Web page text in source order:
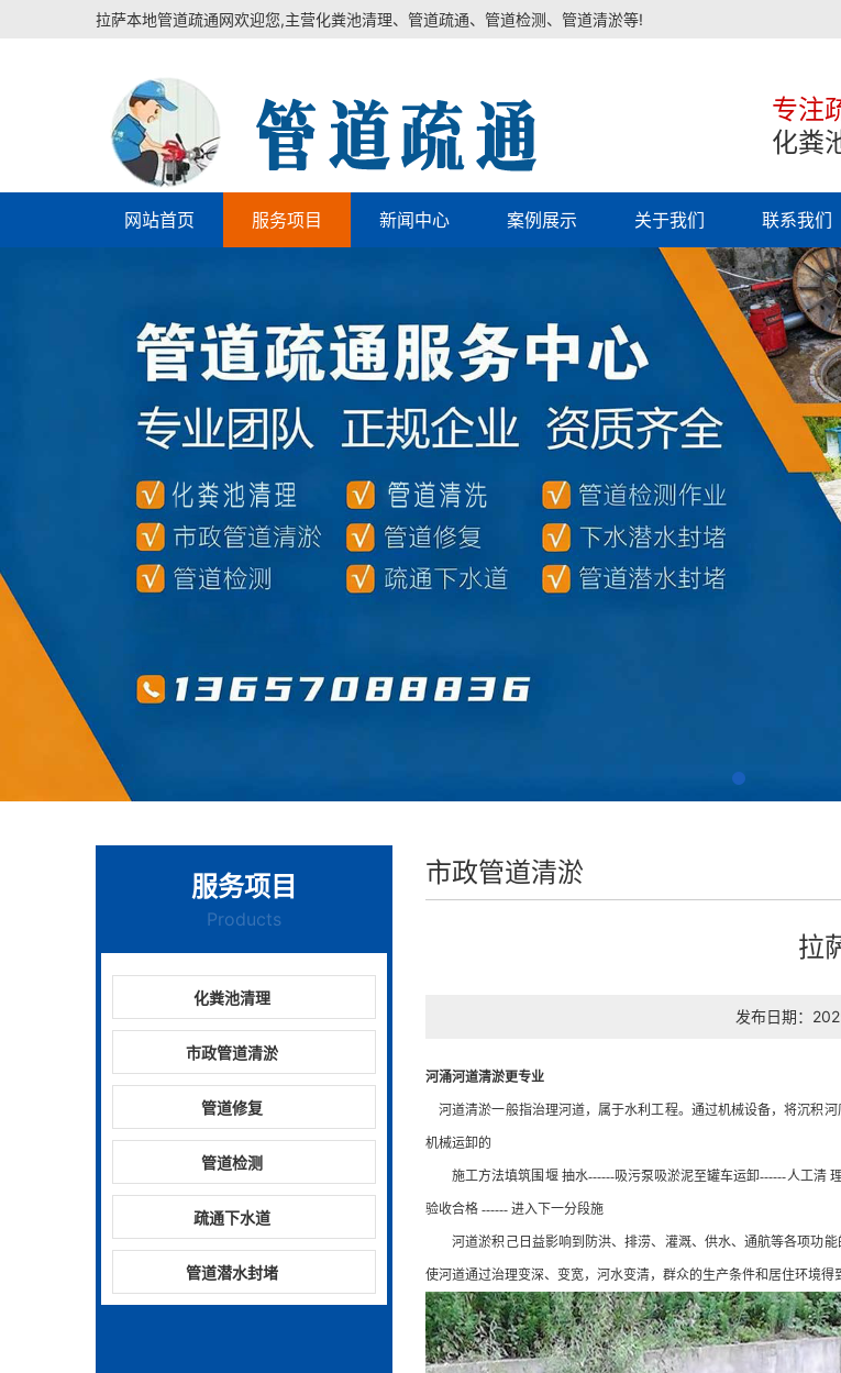
拉萨本地管道疏通网欢迎您,主营化粪池清理、管道疏通、管道检测、管道清淤等!
专注
化粪
网站首页 服务项目 新闻中心 案例展示 关于我们 联系我们
服务项目
Products
化粪池清理
市政管道清淤
管道修复
管道检测
疏通下水道
管道潜水封堵
市政管道清淤
拉
发布日期：
河涌河道清淤更专业
河道清淤一般指治理河道，属于水利工程。通过机械设备，将沉积
机械运卸的
施工方法填筑围堰 抽水------吸污泵吸淤泥至罐车运卸------人工清
验收合格 ------ 进入下一分段施
河道淤积己日益影响到防洪、排涝、灌溉、供水、通航等各项功能
使河道通过治理变深、变宽，河水变清，群众的生产条件和居住环境得